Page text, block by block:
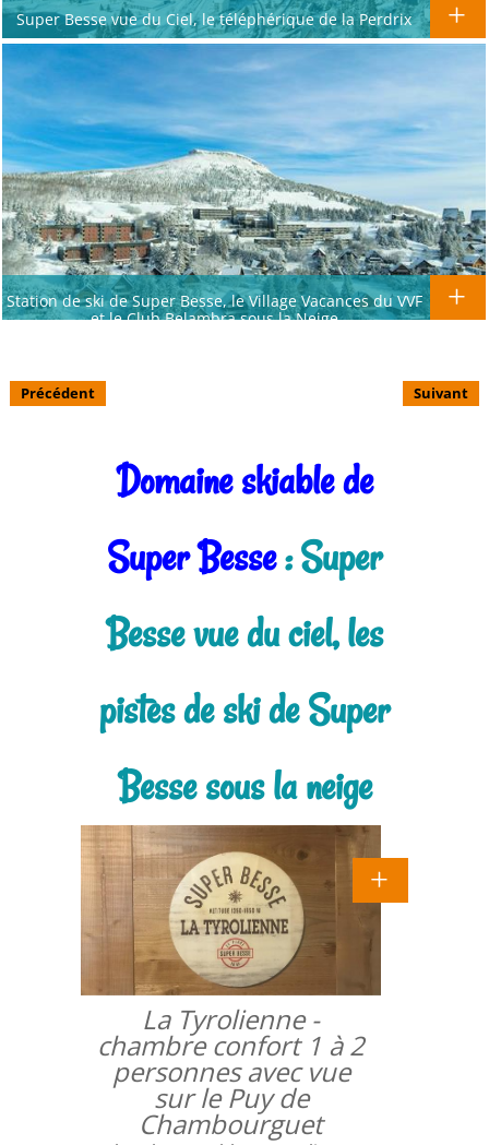
Super Besse vue du Ciel, le téléphérique de la Perdrix
Station de ski de Super Besse, le Village Vacances du VVF
et le Club Belambra sous la Neige
Précédent Suivant
Domaine skiable de
Super Besse: Super
Besse vue du ciel, les
pistes de ski de Super
Besse sous la neige
La Tyrolienne -
chambre confort 1 à 2
personnes avec vue
sur le Puy de
Chambourguet